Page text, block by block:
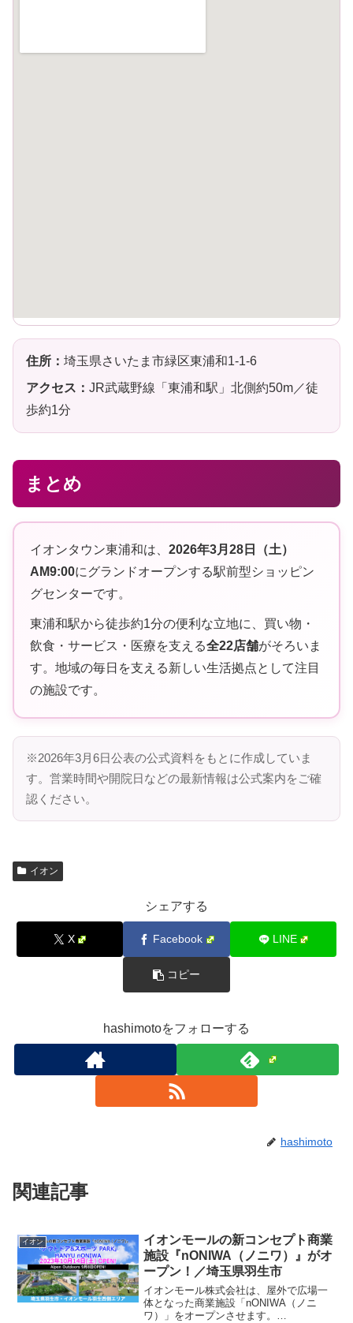
住所： 埼玉県さいたま市緑区東浦和1-1-6
アクセス： JR武蔵野線「東浦和駅」北側約50m／徒
歩約1分
まとめ
イオンタウン東浦和は、 2026年3月28日（土）
AM9:00にグランドオープンする駅前型ショッピン
グセンターです。
東浦和駅から徒歩約1分の便利な立地に、買い物・
飲食・サービス・医療を支える全22店舗がそろいま
す。地域の毎日を支える新しい生活拠点として注目
の施設です。
※2026年3月6日公表の公式資料をもとに作成していま
す。営業時間や開院日などの最新情報は公式案内をご確
認ください。
イオン
シェアする
X Facebook LINE
コピー
hashimotoをフォローする
hashimoto
関連記事
イオン
イオンモールの新コンセプト商業
施設『nONIWA（ノニワ）』がオ
ープン！／埼玉県羽生市
イオンモール株式会社は、屋外で広場一
体となった商業施設「nONIWA（ノニ
ワ）」をオープンさせます。